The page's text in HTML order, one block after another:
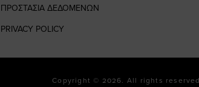
ΠΡΟΣΤΑΣΙΑ ΔΕΔΟΜΕΝΩΝ
PRIVACY POLICY
Copyright © 2026. All rights